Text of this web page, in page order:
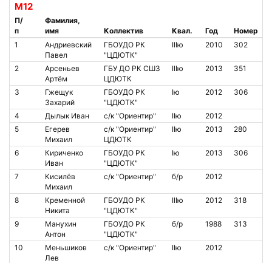
М12
П/
п
Фамилия,
имя
Коллектив Квал. Год
Номер
1
Андриевский
Павел
ГБОУДО РК
"ЦДЮТК"
IIIю 2010 302
2
Арсеньев
Артём
ГБУ ДО РК СШ3
ЦДЮТК
IIIю 2013 351
3
Гжещук
Захарий
ГБОУДО РК
"ЦДЮТК"
Iю 2012 306
4 Дылык Иван с/к "Ориентир" IIю
2012
5
Егерев
Михаил
с/к "Ориентир"
ЦДЮТК
IIю 2013 280
6
Кириченко
Иван
ГБОУДО РК
"ЦДЮТК"
Iю 2013 306
7
Кисилёв
Михаил
с/к "Ориентир" б/р 2012
8
Кременной
Никита
ГБОУДО РК
"ЦДЮТК"
IIIю 2012 318
9
Манухин
Антон
ГБОУДО РК
"ЦДЮТК"
б/р 1988 313
10
Меньшиков
Лев
с/к "Ориентир" IIю 2012